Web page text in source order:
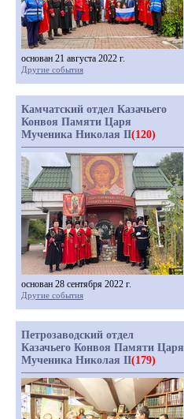
основан 21 августа 2022 г.
Другие события
Камчатский отдел Казачьего
Конвоя Памяти Царя
Мученика Николая II(120)
основан 28 сентября 2022 г.
Другие события
Петрозаводский отдел
Казачьего Конвоя Памяти Царя
Мученика Николая II(179)